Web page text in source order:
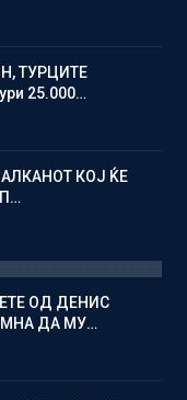
ТУРЦИТЕ
25.000…
КОЈ ЌЕ
ОД ДЕНИС
ДА МУ…